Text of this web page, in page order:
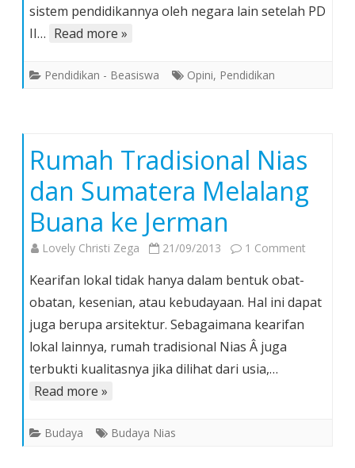
3)
sistem pendidikannya oleh negara lain setelah PD
II… Read more »
Pendidikan - Beasiswa Opini, Pendidikan
Rumah Tradisional Nias
dan Sumatera Melalang
Buana ke Jerman
Lovely Christi Zega 21/09/2013 1 Comment
Nias
Kearifan lokal tidak hanya dalam bentuk obat-
obatan, kesenian, atau kebudayaan. Hal ini dapat
juga berupa arsitektur. Sebagaimana kearifan
lokal lainnya, rumah tradisional Nias Â juga
terbukti kualitasnya jika dilihat dari usia,…
Read more »
Budaya Budaya Nias